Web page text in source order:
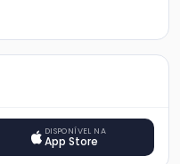
DISPONÍVEL NA
App Store